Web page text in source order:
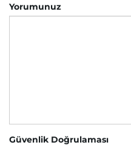
Yorumunuz
Güvenlik Doğrulaması